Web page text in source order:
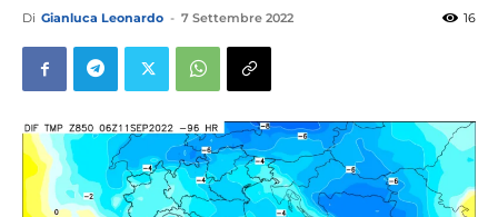
Di Gianluca Leonardo - 7 Settembre 2022 16